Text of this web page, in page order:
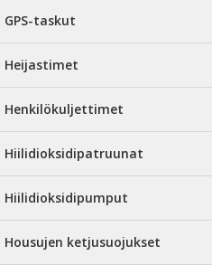
GPS-taskut
Heijastimet
Henkilökuljettimet
Hiilidioksidipatruunat
Hiilidioksidipumput
Housujen ketjusuojukset